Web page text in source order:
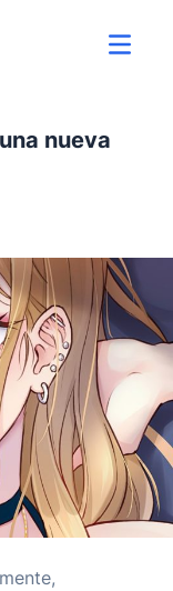
ver
nueva
en twitter
en facebook